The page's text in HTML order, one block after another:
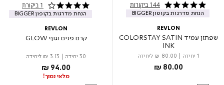
4.8 star rating 144 ביקורות
הנחת מדרגות בקופון BIGGER
REVLON
שפתון עמיד COLORSTAY SATIN
INK
1 יחידה ₪ 80.00 ליחידה
₪ 80.00
4.0 star rating 1 ביקורת
הנחת מדרגות בקופון BIGGER
REVLON
קרם פנים וגוף GLOW
30 יחידה ₪ 3.13 ליחידה
₪ 94.00
מלאי נמוך!